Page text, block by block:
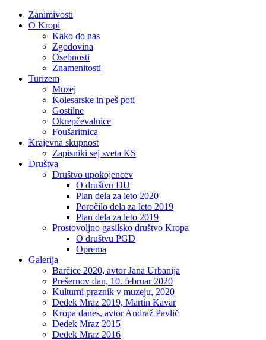
Zanimivosti
O Kropi
Kako do nas
Zgodovina
Osebnosti
Znamenitosti
Turizem
Muzej
Kolesarske in peš poti
Gostilne
Okrepčevalnice
Foušaritnica
Krajevna skupnost
Zapisniki sej sveta KS
Društva
Društvo upokojencev
O društvu DU
Plan dela za leto 2020
Poročilo dela za leto 2019
Plan dela za leto 2019
Prostovoljno gasilsko društvo Kropa
O društvu PGD
Oprema
Galerija
Barčice 2020, avtor Jana Urbanija
Prešernov dan, 10. februar 2020
Kulturni praznik v muzeju, 2020
Dedek Mraz 2019, Martin Kavar
Kropa danes, avtor Andraž Pavlič
Dedek Mraz 2015
Dedek Mraz 2016